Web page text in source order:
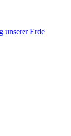
unserer Erde